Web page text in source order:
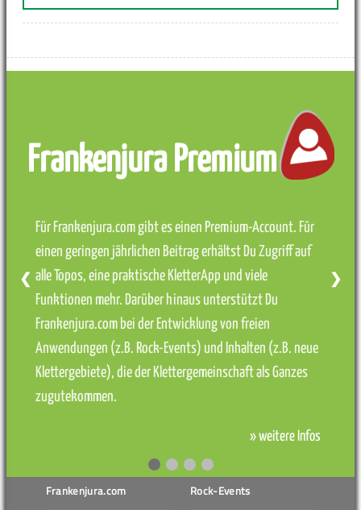
Frankenjura Premium
Für Frankenjura.com gibt es einen Premium-Account. Für
einen geringen jährlichen Beitrag erhältst Du Zugriff auf
alle Topos, eine praktische KletterApp und viele
Funktionen mehr. Darüber hinaus unterstützt Du
Frankenjura.com bei der Entwicklung von freien
Anwendungen (z.B. Rock-Events) und Inhalten (z.B. neue
Klettergebiete), die der Klettergemeinschaft als Ganzes
zugutekommen.
» weitere Infos
❮ ❯
Frankenjura.com Rock-Events